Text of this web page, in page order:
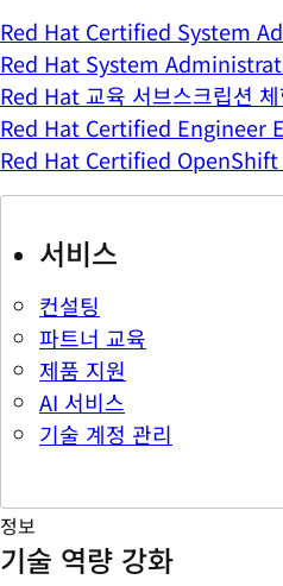
Red Hat Certified System
Red Hat System
Red Hat 교육 서브스크립션
Red Hat Certified Engineer
Red Hat Certified
서비스
컨설팅
파트너 교육
제품 지원
AI 서비스
기술 계정 관리
정보
기술 역량 강화